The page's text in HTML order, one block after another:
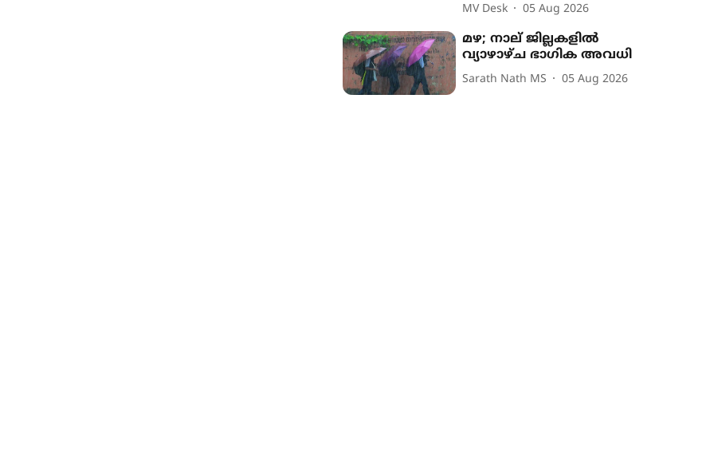
MV Desk 05 Aug 2026
മഴ; നാല് ജില്ലകളിൽ
വ്യാഴാഴ്ച ഭാഗിക അവധി
Sarath Nath MS 05 Aug 2026